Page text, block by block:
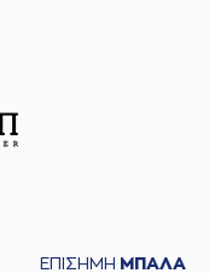
ΕΠΙΣΗΜΗ ΜΠΑΛΑ